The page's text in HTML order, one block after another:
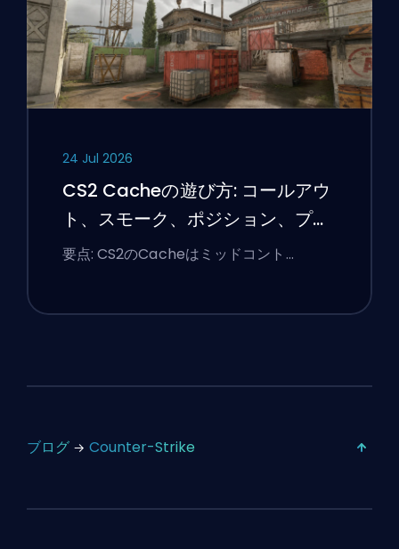
24 Jul 2026
CS2 Cacheの遊び方: コールアウ
ト、スモーク、ポジション、プレ
ミアのヒント
要点: CS2のCacheはミッドコント…
ブログ Counter-Strike